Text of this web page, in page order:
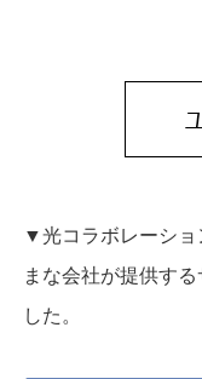
▼光コラボレーショ
まな会社が提供す
した。